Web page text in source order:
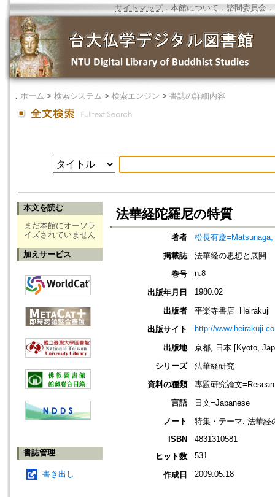
サイトマップ．本館について ． 諮問委員会 ．
． ホーム > 検索システム > 検索エンジン > 書誌の詳細内容
本文を読む
まだ本館にオーソラ
イズされていません
加えサービス
書誌管理
書き出し
法華経陀羅尼の特質
著者
松長有慶=Matsunaga,
掲載誌
法華経の思想と展開
巻号
n.8
出版年月日 1980.02
出版者
平楽寺書店=Heirakuji
出版サイト
http://
出版地
京都, 日本 [Kyoto,
シリーズ
法華経研究
資料の種類
專題研究論文
言語
日文=Japanese
ノート
特集・テーマ: 法華経
ISBN
4831310581
ヒット数
531
作成日 2009.05.18